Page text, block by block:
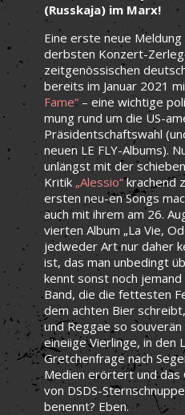
(Russkaja) im Marx!
Eine erste neue
derbsten Konzert-
zeitgenössischen
bereits im Januar 2021
Fame“ – eine wichtige
mung rund um die US-
Präsidentschaftswahl
neuen LE FLY-Albums).
unlängst mit der
Kritik „Alessio“krachend
ersten neu-en Songs
auch mit ihrem am 26.
vierten Album „La Vie,
jedweder Art nur daher
ist, das man unbedingt
kennt sonst noch
Band, die die fettesten
dem achten Bier
und Reggae so
eineiige Vierlinge, in den
Gretchenfrage nach
Medien erörtert und das
von DSDS-
benennt? Eben.